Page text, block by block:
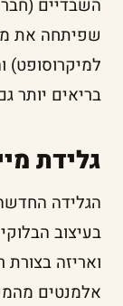
שפיתחה את
למיקרוסופט)
בריאים יותר
גלידת
הגלידה
בעיצוב
אלמנטים